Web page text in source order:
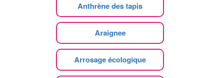
Anthrène des tapis
Araignee
Arrosage écologique